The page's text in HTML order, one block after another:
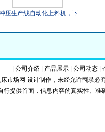
压生产线自动化上料机，下
公司介绍 产品展示| 公司动态|
市场网 设计制作，未经允许翻录必
行提供首面，信息内容的真实性、